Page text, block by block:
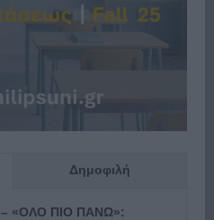
Δημοφιλή
«ΟΛΟ ΠΙΟ ΠΑΝΩ»: